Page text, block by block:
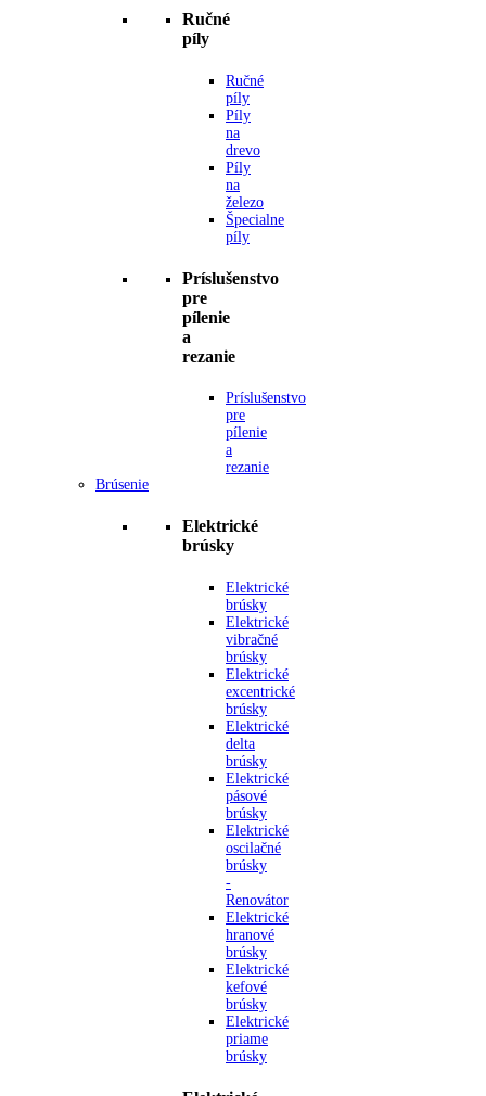
Ručné
píly
Ručné
píly
Píly
na
drevo
Píly
na
železo
Špecialne
píly
Príslušenstvo
pre
pílenie
a
rezanie
Príslušenstvo
pre
pílenie
a
rezanie
Brúsenie
Elektrické
brúsky
Elektrické
brúsky
Elektrické
vibračné
brúsky
Elektrické
excentrické
brúsky
Elektrické
delta
brúsky
Elektrické
pásové
brúsky
Elektrické
oscilačné
brúsky
-
Renovátor
Elektrické
hranové
brúsky
Elektrické
kefové
brúsky
Elektrické
priame
brúsky